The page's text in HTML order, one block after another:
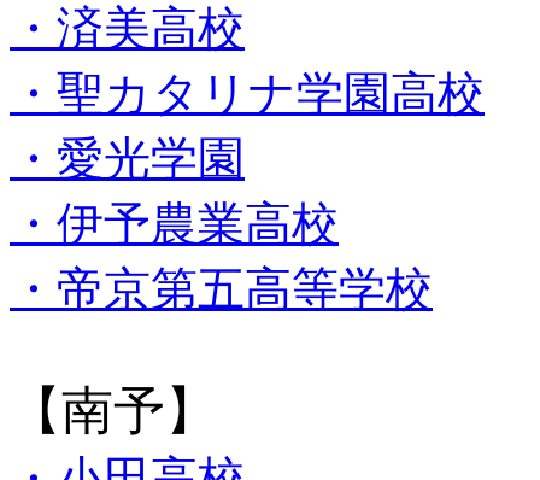
・済美高校
・聖カタリナ学園高校
・愛光学園
・伊予農業高校
・帝京第五高等学校
【南予】